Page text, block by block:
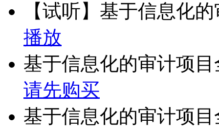
【试听】基于信息化
播放
基于信息化的审计项
请先购买
基于信息化的审计项